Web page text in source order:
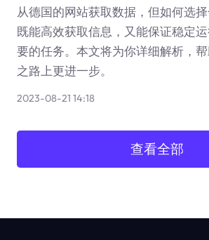
从德国的网站获取数据，但如何选择
既能高效获取信息，又能保证稳定
要的任务。本文将为你详细解析，
之路上更进一步。
2023-08-21 14:18
查看全部